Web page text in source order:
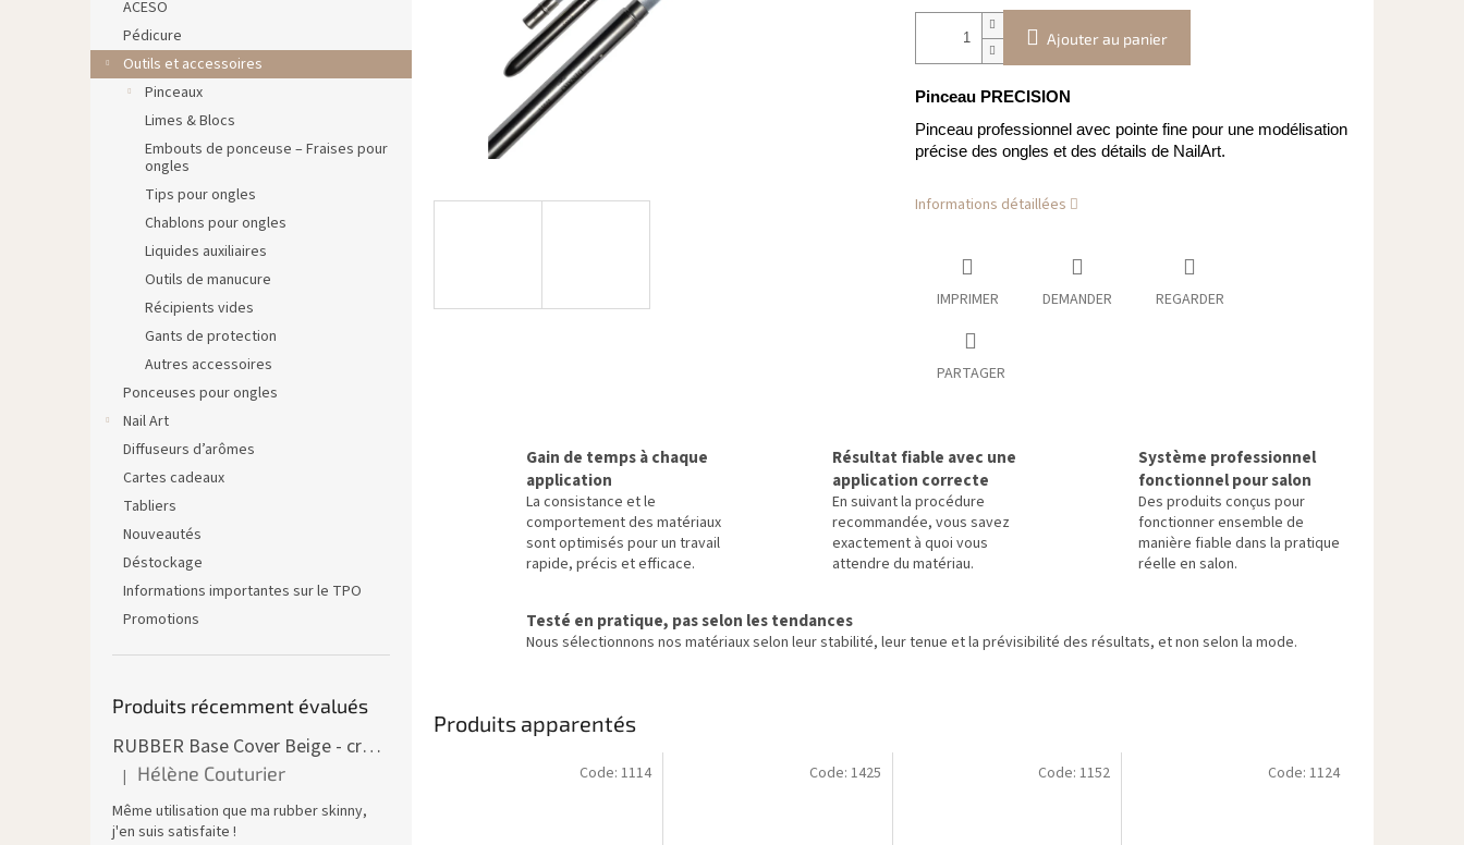
ACESO
Pédicure
Outils et accessoires
Pinceaux
Limes & Blocs
Embouts de ponceuse – Fraises pour
ongles
Tips pour ongles
Chablons pour ongles
Liquides auxiliaires
Outils de manucure
Récipients vides
Gants de protection
Autres accessoires
Ponceuses pour ongles
Nail Art
Diffuseurs d’arômes
Cartes cadeaux
Tabliers
Nouveautés
Déstockage
Informations importantes sur le TPO
Promotions
Produits récemment évalués
RUBBER Base Cover Beige - creuset 30 ml
L'évaluation du produit est de 5 sur 5 étoiles.
| Hélène Couturier
Même utilisation que ma rubber skinny,
j'en suis satisfaite !
Ajouter au panier
Pinceau PRECISION
Pinceau professionnel avec pointe fine pour une modélisation
précise des ongles et des détails de NailArt.
Informations détaillées
IMPRIMER DEMANDER REGARDER
PARTAGER
Gain de temps à chaque
application
La consistance et le
comportement des matériaux
sont optimisés pour un travail
rapide, précis et efficace.
Résultat fiable avec une
application correcte
En suivant la procédure
recommandée, vous savez
exactement à quoi vous
attendre du matériau.
Système professionnel
fonctionnel pour salon
Des produits conçus pour
fonctionner ensemble de
manière fiable dans la pratique
réelle en salon.
Testé en pratique, pas selon les tendances
Nous sélectionnons nos matériaux selon leur stabilité, leur tenue et la prévisibilité des résultats, et non selon la mode.
Produits apparentés
Code: 1114 Code: 1425 Code:1152 Code: 1124